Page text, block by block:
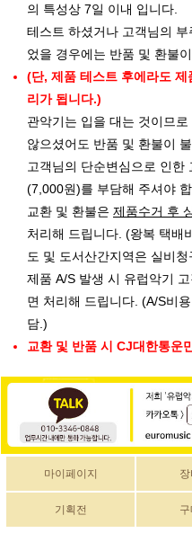
의 특성상 7일 이내 입니다.
테스트 하셨거나 고객님의
었을 경우에는 반품 및 환불
(단, 제품 테스트 후에라도 제
리가 됩니다.)
관악기는 입을 대는 것이므
않으셨어도 반품 및 환불이
고객님의 단순변심으로 인한
(7,000원)를 부담해 주셔야 합
교환 및 환불은 제품수거 후
처리해 드립니다. (왕복 택배
도 및 도서산간지역은 실비청
제품 A/S 발생 시 유럽악기
면 처리해 드립니다. (A/S비
담.)
교환 및 반품 시 CJ대한통운
마이페이지 장
기획전 구